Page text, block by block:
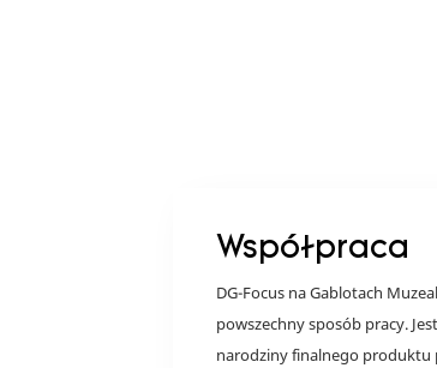
Współpraca
DG-Focus na Gablotach
powszechny sposób pracy.
narodziny finalnego produktu